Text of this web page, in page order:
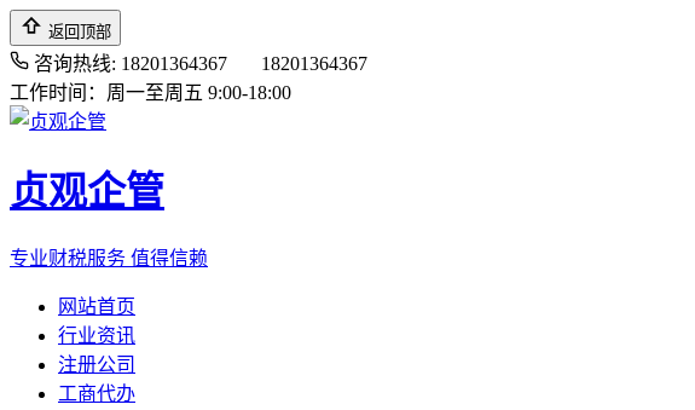
返回顶部
咨询热线: 18201364367
18201364367
工作时间：周一至周五 9:00-18:00
贞观企管
专业财税服务 值得信赖
网站首页
行业资讯
注册公司
工商代办